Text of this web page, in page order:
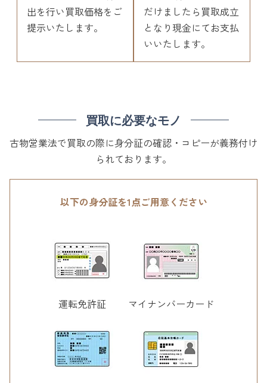
出を行い買取価格をご
提示いたします。
だけましたら買取成立
となり現金にてお支払
いいたします。
買取に必要なモノ
古物営業法で買取の際に身分証の確認・コピーが義務付け
られております。
以下の身分証を1点ご用意ください
運転免許証 マイナンバーカード